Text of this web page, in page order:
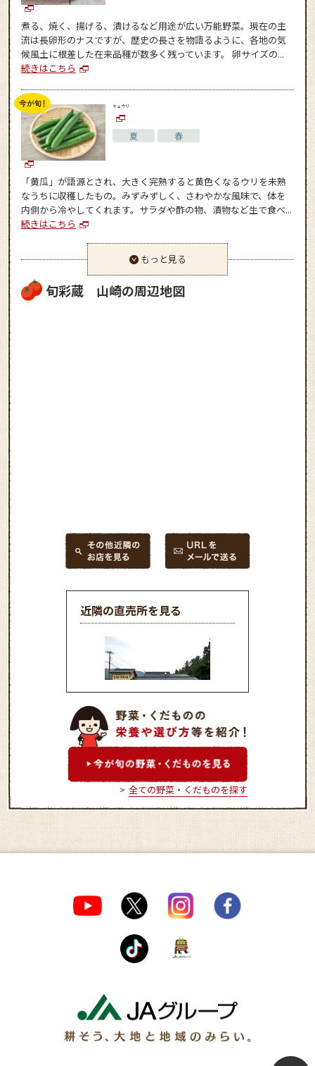
煮る、焼く、揚げる、漬けるなど用途が広い万能野菜。現在の主
流は長卵形のナスですが、歴史の長さを物語るように、各地の気
候風土に根差した在来品種が数多く残っています。 卵サイズの...
続きはこちら
キュウリ
夏 春
「黄瓜」が語源とされ、大きく完熟すると黄色くなるウリを未熟
なうちに収穫したもの。みずみずしく、さわやかな風味で、体を
内側から冷やしてくれます。サラダや酢の物、漬物など生で食べ...
続きはこちら
もっと見る
旬彩蔵 山崎の周辺地図
近隣の直売所を見る
食彩館 伊和の里
全ての野菜・くだものを探す